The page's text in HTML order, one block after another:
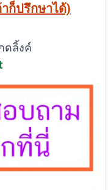
ก็ปรึกษาได้)
ดลิ้งค์